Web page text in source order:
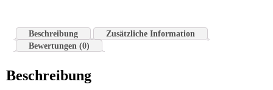
Beschreibung
Zusätzliche Information
Bewertungen (0)
Beschreibung